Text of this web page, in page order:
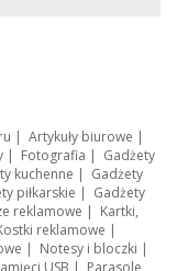
| Artykuły biurowe |
| Fotografia | Gadżety
kuchenne | Gadżety
piłkarskie | Gadżety
reklamowe | Kartki,
reklamowe |
| Notesy i bloczki |